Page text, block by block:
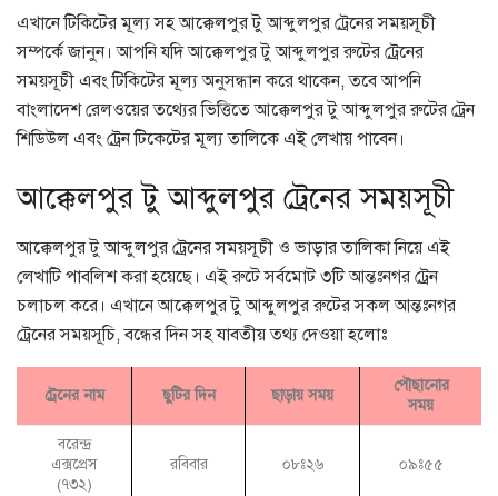
এখানে টিকিটের মূল্য সহ আক্কেলপুর টু আব্দুলপুর ট্রেনের সময়সূচী
সম্পর্কে জানুন। আপনি যদি আক্কেলপুর টু আব্দুলপুর রুটের ট্রেনের
সময়সূচী এবং টিকিটের মূল্য অনুসন্ধান করে থাকেন, তবে আপনি
বাংলাদেশ রেলওয়ের তথ্যের ভিত্তিতে আক্কেলপুর টু আব্দুলপুর রুটের ট্রেন
শিডিউল এবং ট্রেন টিকেটের মূল্য তালিকে এই লেখায় পাবেন।
আক্কেলপুর টু আব্দুলপুর ট্রেনের সময়সূচী
আক্কেলপুর টু আব্দুলপুর ট্রেনের সময়সূচী ও ভাড়ার তালিকা নিয়ে এই
লেখাটি পাবলিশ করা হয়েছে। এই রুটে সর্বমোট ৩টি আন্তঃনগর ট্রেন
চলাচল করে। এখানে আক্কেলপুর টু আব্দুলপুর রুটের সকল আন্তঃনগর
ট্রেনের সময়সূচি, বন্ধের দিন সহ যাবতীয় তথ্য দেওয়া হলোঃ
ট্রেনের নাম ছুটির দিন ছাড়ায় সময়
পৌছানোর
সময়
বরেন্দ্র
এক্সপ্রেস
(৭৩২)
রবিবার ০৮ঃ২৬ ০৯ঃ৫৫